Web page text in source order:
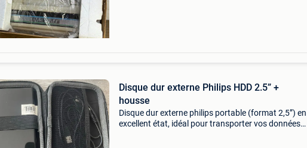
Disque dur externe Philips HDD 2.5” +
housse
Disque dur externe philips portable (format 2,5”) en
excellent état, idéal pour transporter vos données